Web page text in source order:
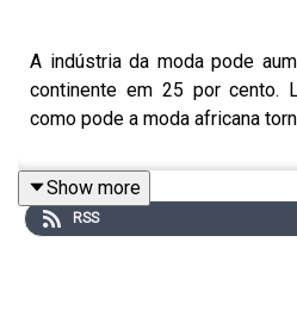
A indústria da moda pode
continente em 25 por cento.
como pode a moda africana
Show more
RSS